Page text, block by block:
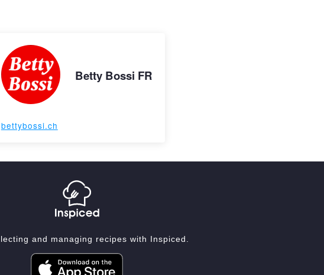
Betty Bossi FR
bettybossi.ch
and managing recipes with Inspiced.